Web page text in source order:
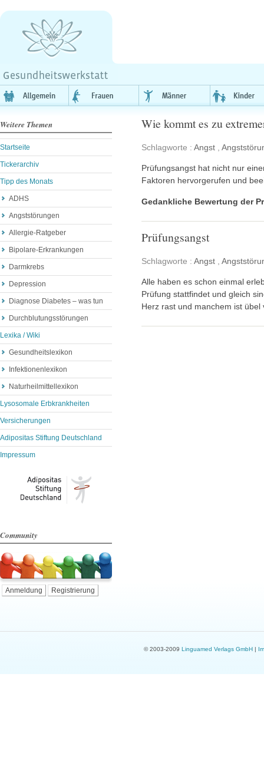
Weitere Themen
Startseite
Tickerarchiv
Tipp des Monats
ADHS
Angststörungen
Allergie-Ratgeber
Bipolare-Erkrankungen
Darmkrebs
Depression
Diagnose Diabetes – was tun
Durchblutungsstörungen
Lexika / Wiki
Gesundheitslexikon
Infektionenlexikon
Naturheilmittellexikon
Lysosomale Erbkrankheiten
Versicherungen
Adipositas Stiftung Deutschland
Impressum
Community
Anmeldung Registrierung
Wie kommt es zu
Schlagworte : Angst
Prüfungsangst hat nicht nur
Faktoren hervorgerufen und
Gedankliche Bewertung der
Prüfungsangst
Schlagworte : Angst
Alle haben es schon einmal
Prüfung stattfindet und gleich
Herz rast und manchem ist übel
© 2003-2009 Linguamed Verlags GmbH|